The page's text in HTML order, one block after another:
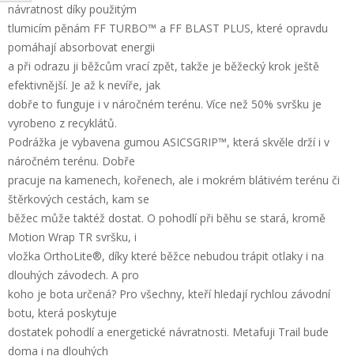
návratnost díky použitým
tlumicím pěnám FF TURBO™ a FF BLAST PLUS, které opravdu
pomáhají absorbovat energii
a při odrazu ji běžcům vrací zpět, takže je běžecký krok ještě
efektivnější. Je až k nevíře, jak
dobře to funguje i v náročném terénu. Více než 50% svršku je
vyrobeno z recyklátů.
Podrážka je vybavena gumou ASICSGRIP™, která skvěle drží i v
náročném terénu. Dobře
pracuje na kamenech, kořenech, ale i mokrém blátivém terénu či
štěrkových cestách, kam se
běžec může taktéž dostat. O pohodlí při běhu se stará, kromě
Motion Wrap TR svršku, i
vložka OrthoLite®, díky které běžce nebudou trápit otlaky i na
dlouhých závodech. A pro
koho je bota určená? Pro všechny, kteří hledají rychlou závodní
botu, která poskytuje
dostatek pohodlí a energetické návratnosti. Metafuji Trail bude
doma i na dlouhých